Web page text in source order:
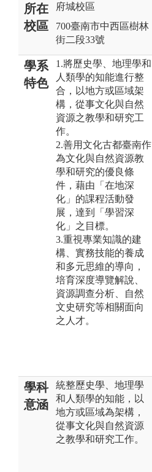
所在
校區
府城校區
700臺南市中西區樹林
街二段33號
學系
特色
1.將歷史學、地理學和
人類學的知能進行整
合，以地方或區域架
構，從事文化與自然
資源之教學和研究工
作。
2.善用文化古都臺南作
為文化與自然資源教
學和研究的優良條
件，藉由「在地深
化」的課程活動發
展，達到「學習深
化」之目標。
3.重視專業知識的建
構、實務技能的養成
和多元思維的導向，
培育深度導覽解說、
資源調查分析、自然
文史研究等相關面向
之人才。
學科
意涵
統整歷史學、地理學
和人類學的知能，以
地方或區域為架構，
從事文化與自然資源
之教學和研究工作。